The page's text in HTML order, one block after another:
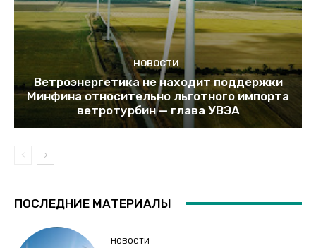
НОВОСТИ
Ветроэнергетика не находит поддержки
Минфина относительно льготного импорта
ветротурбин — глава УВЭА
ПОСЛЕДНИЕ МАТЕРИАЛЫ
НОВОСТИ